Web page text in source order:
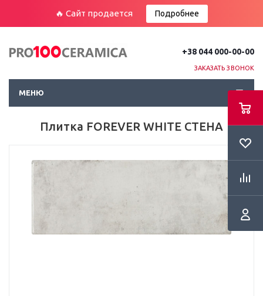
🔥 Сайт продается Подробнее
+38 044 000-00-00
ЗАКАЗАТЬ ЗВОНОК
МЕНЮ
Плитка FOREVER WHITE СТЕНА